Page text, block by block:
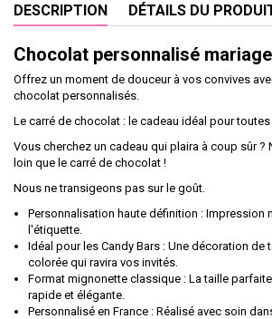
DESCRIPTION DÉTAILS DU
Chocolat personnalisé mariage
Offrez un moment de douceur à vos convives
chocolat personnalisés.
Le carré de chocolat : le cadeau idéal pour
Vous cherchez un cadeau qui plaira à coup sûr ?
loin que le carré de chocolat !
Nous ne transigeons pas sur le goût.
Personnalisation haute définition : Impression
l'étiquette.
Idéal pour les Candy Bars : Une décoration de
colorée qui ravira vos invités.
Format mignonette classique : La taille
rapide et élégante.
Personnalisé en France : Réalisé avec soin